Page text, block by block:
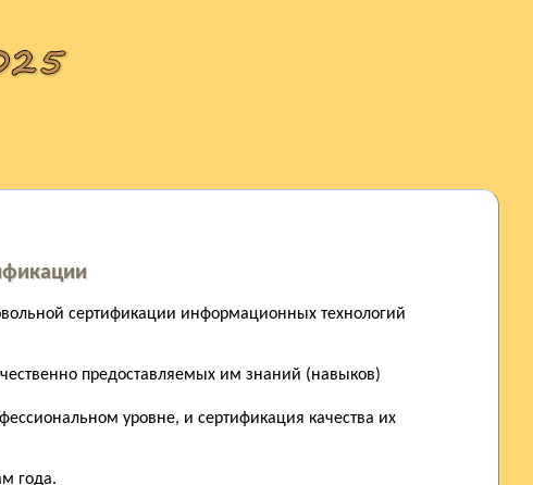
сертификации информационных технологий
предоставляемых им знаний (навыков)
уровне, и сертификация качества их
года.